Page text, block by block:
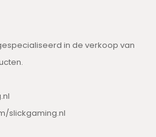
in de verkoop van
slickgaming.nl